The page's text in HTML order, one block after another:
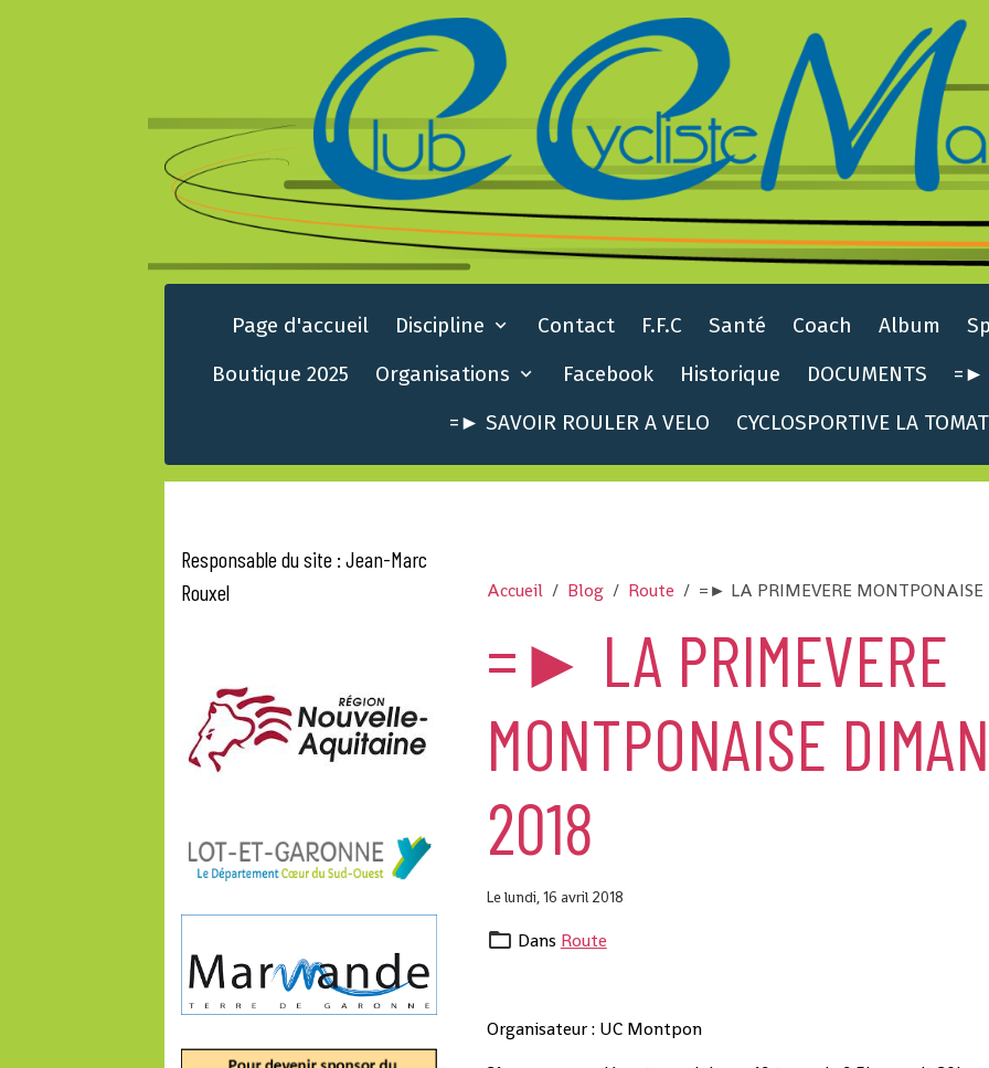
Page d'accueil Discipline Contact F.F.C Santé Coach Album
Boutique 2025
Organisations Facebook Historique DOCUMENTS
=►
=► SAVOIR ROULER A VELO
CYCLOSPORTIVE LA
Accueil Blog Route =► LA PRIMEVERE MONTPONAISE
=► LA PRIMEVERE
MONTPONAISE
2018
Le lundi, 16 avril 2018
Dans Route
Organisateur : UC Montpon
Responsable du site : Jean-Marc
Rouxel